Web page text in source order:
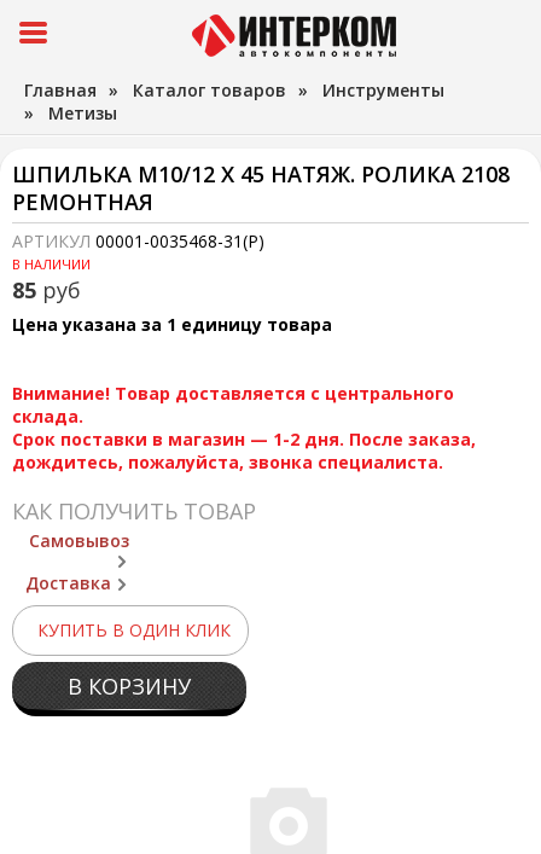
Главная » Каталог товаров » Инструменты
» Метизы
ШПИЛЬКА М10/12 Х 45 НАТЯЖ. РОЛИКА 2108
РЕМОНТНАЯ
АРТИКУЛ 00001-0035468-31(Р)
В НАЛИЧИИ
85 руб
Цена указана за 1 единицу товара
Внимание! Товар доставляется с центрального
склада.
Срок поставки в магазин — 1-2 дня. После заказа,
дождитесь, пожалуйста, звонка специалиста.
КАК ПОЛУЧИТЬ ТОВАР
Самовывоз
Доставка
КУПИТЬ В ОДИН КЛИК
В КОРЗИНУ